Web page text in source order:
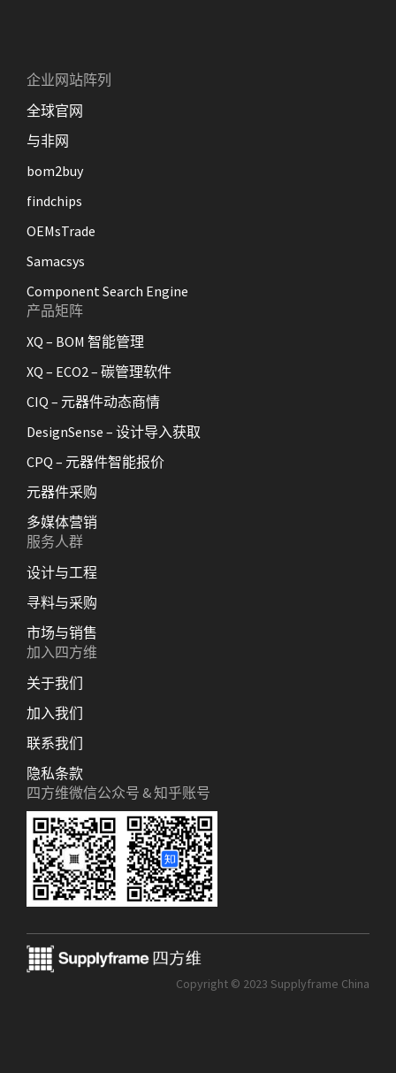
企业网站阵列
全球官网
与非网
bom2buy
findchips
OEMsTrade
Samacsys
Component Search Engine
产品矩阵
XQ – BOM 智能管理
XQ – ECO2 – 碳管理软件
CIQ – 元器件动态商情
DesignSense – 设计导入获取
CPQ – 元器件智能报价
元器件采购
多媒体营销
服务人群
设计与工程
寻料与采购
市场与销售
加入四方维
关于我们
加入我们
联系我们
隐私条款
四方维微信公众号 & 知乎账号
Copyright © 2023 Supplyframe China